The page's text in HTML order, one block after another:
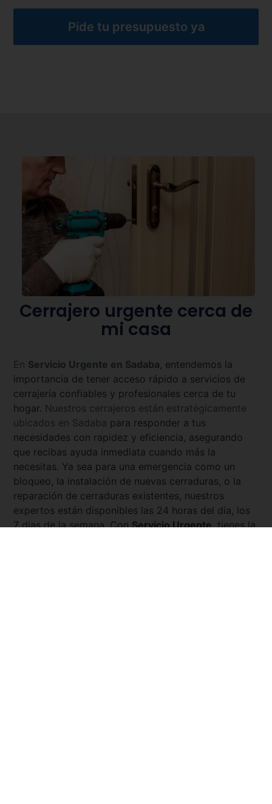
Pide tu presupuesto ya
Cerrajero urgente cerca de
mi casa
En Servicio Urgente en Sadaba, entendemos la
importancia de tener acceso rápido a servicios de
cerrajería confiables y profesionales cerca de tu
hogar. Nuestros cerrajeros están estratégicamente
ubicados en Sadaba para responder a tus
necesidades con rapidez y eficiencia, asegurando
que recibas ayuda inmediata cuando más la
necesitas. Ya sea para una emergencia como un
bloqueo, la instalación de nuevas cerraduras, o la
reparación de cerraduras existentes, nuestros
expertos están disponibles las 24 horas del día, los
7 días de la semana. ConServicio Urgente, tienes la